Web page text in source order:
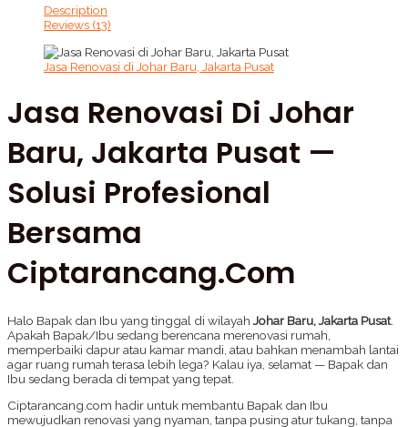
Description
Reviews (13)
Jasa Renovasi di Johar Baru, Jakarta Pusat
Jasa Renovasi Di Johar
Baru, Jakarta Pusat —
Solusi Profesional
Bersama
Ciptarancang.com
Halo Bapak dan Ibu yang tinggal di wilayah Johar Baru, Jakarta Pusat.
Apakah Bapak/Ibu sedang berencana merenovasi rumah,
memperbaiki dapur atau kamar mandi, atau bahkan menambah lantai
agar ruang rumah terasa lebih lega? Kalau iya, selamat — Bapak dan
Ibu sedang berada di tempat yang tepat.
Ciptarancang.com hadir untuk membantu Bapak dan Ibu
mewujudkan renovasi yang nyaman, tanpa pusing atur tukang, tanpa